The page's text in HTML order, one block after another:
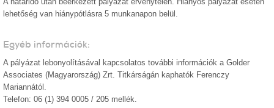
lehetőség van hiánypótlásra 5 munkanapon belül.
Egyéb információk:
A pályázat lebonyolításával kapcsolatos további információk a Golder
Associates (Magyarország) Zrt. Titkárságán kaphatók Ferenczy
Mariannától.
Telefon: 06 (1) 394 0005 / 205 mellék.